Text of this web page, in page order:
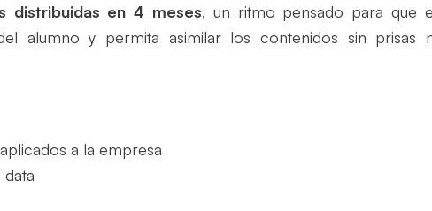
distribuidas en 4 meses, un ritmo pensado para que
alumno y permita asimilar los contenidos sin prisas
a la empresa